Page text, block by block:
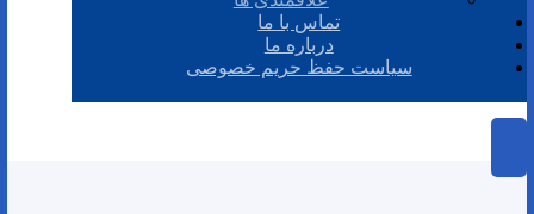
تماس با ما
درباره ما
سیاست حفظ حریم خصوصی